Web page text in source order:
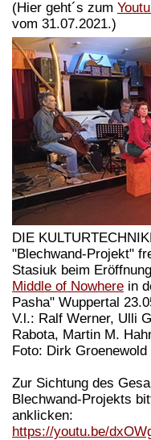
(Hier geht´s zum
vom 31.07.2021.)
DIE
"Blechwand-Projekt"
Stasiuk beim
Middle of Nowhere in
Pasha" Wuppertal
V.l.: Ralf Werner, Ulli
Rabota, Martin M.
Foto: Dirk Groenewold
Zur Sichtung des
Blechwand-Projekts
anklicken:
https://youtu.be/